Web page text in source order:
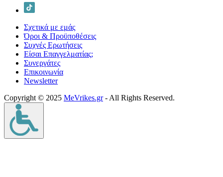
Σχετικά με εμάς
Όροι & Προϋποθέσεις
Συχνές Ερωτήσεις
Είσαι Επαγγελματίας;
Συνεργάτες
Επικοινωνία
Νewsletter
Copyright © 2025 MeVrikes.gr- All Rights Reserved.